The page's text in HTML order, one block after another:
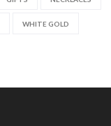
WHITE GOLD